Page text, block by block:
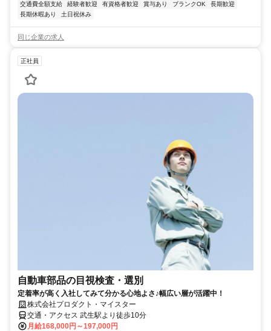
交通費全額支給
経験者歓迎 有資格者歓迎 賞与あり ブランクOK
長期歓迎
長期休暇あり
土日祝休み
同じ企業の求人
正社員
自動車部品の目視検査・選別
定着率が高く入社してみて分かる心地よさ♪幅広い層が活躍中！
株式会社プロダクト・マイスター
交通・アクセス 武生駅より徒歩10分
月給168,000円～197,000円